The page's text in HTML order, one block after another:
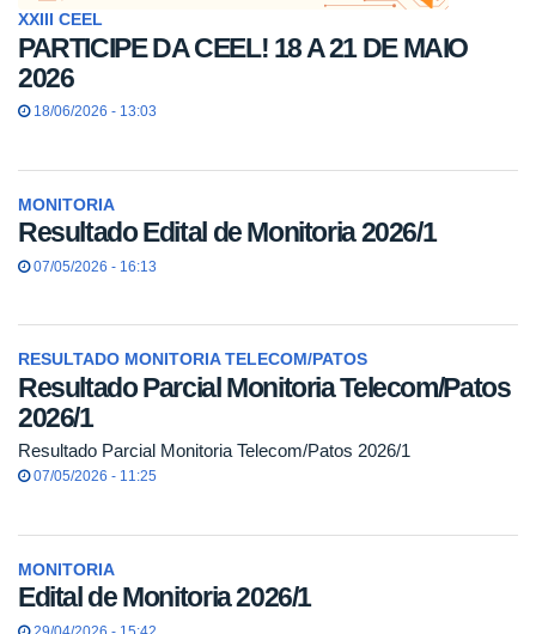
XXIII CEEL
PARTICIPE DA CEEL! 18 A 21 DE MAIO
2026
18/06/2026 - 13:03
MONITORIA
Resultado Edital de Monitoria 2026/1
07/05/2026 - 16:13
RESULTADO MONITORIA TELECOM/PATOS
Resultado Parcial Monitoria Telecom/Patos
2026/1
Resultado Parcial Monitoria Telecom/Patos 2026/1
07/05/2026 - 11:25
MONITORIA
Edital de Monitoria 2026/1